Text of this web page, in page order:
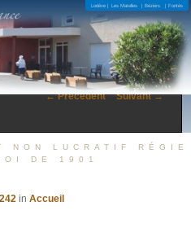
4 EHPAD – 4 Sites Lodève | Les Matelles | Béziers | Fontès
NON LUCRATIF RÉGIE
DE 1901
← Précédent Suivant →
inAccueil